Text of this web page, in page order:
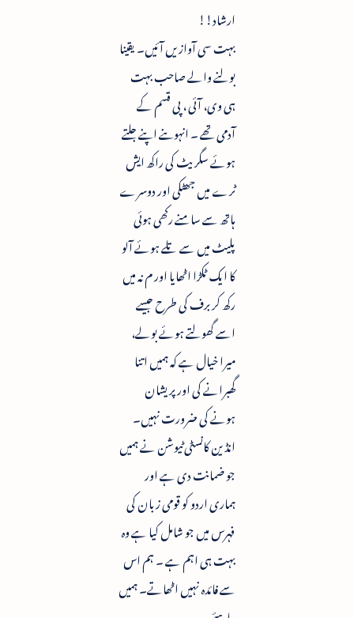
ارشاد!!
بہت سی آوازیں آئیں۔ یقینا
بولنے والے صاحب بہت
ہی وی، آئی ، پی قسم کے
آدمی تھے ۔ انہوںنے اپنے جلتے
ہوئے سگریٹ کی راکھ ایش
ٹرے میں جھٹکی اور دوسرے
ہاتھ سے سامنے رکھی ہوئی
پلیٹ میں سے تلے ہوئے آلو
کا ایک ٹکڑا اٹھایا اور م نہ میں
رکھ کر برف کی طرح جیسے
اسے گھولتے ہوئے بولے،
میرا خیال ہے کہ ہمیں اتنا
گھبرانے کی اور پریشان
ہونے کی ضرورت نہیں۔
انڈین کانسٹی ٹیوشن نے ہمیں
جو ضمانت دی ہے اور
ہماری اردو کو قومی زبان کی
فہرس میں جو شامل کیا ہے وہ
بہت ہی اہم ہے ۔ ہم اس
سے فائدہ نہیں اٹھاتے۔ ہمیں